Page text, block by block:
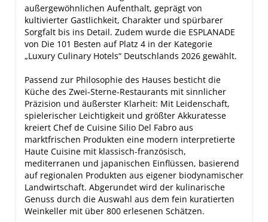
außergewöhnlichen Aufenthalt, geprägt von
kultivierter Gastlichkeit, Charakter und spürbarer
Sorgfalt bis ins Detail. Zudem wurde die ESPLANADE
von Die 101 Besten auf Platz 4 in der Kategorie
„Luxury Culinary Hotels“ Deutschlands 2026 gewählt.
Passend zur Philosophie des Hauses besticht die
Küche des Zwei-Sterne-Restaurants mit sinnlicher
Präzision und äußerster Klarheit: Mit Leidenschaft,
spielerischer Leichtigkeit und größter Akkuratesse
kreiert Chef de Cuisine Silio Del Fabro aus
marktfrischen Produkten eine modern interpretierte
Haute Cuisine mit klassisch-französisch,
mediterranen und japanischen Einflüssen, basierend
auf regionalen Produkten aus eigener biodynamischer
Landwirtschaft. Abgerundet wird der kulinarische
Genuss durch die Auswahl aus dem fein kuratierten
Weinkeller mit über 800 erlesenen Schätzen.